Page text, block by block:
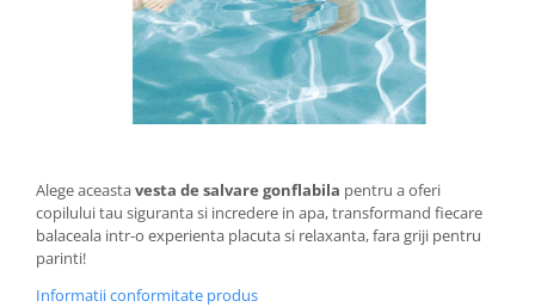
Alege aceastavesta de salvare gonflabila pentru a oferi
copilului tau siguranta si incredere in apa, transformand fiecare
balaceala intr-o experienta placuta si relaxanta, fara griji pentru
parinti!
Informatii conformitate produs